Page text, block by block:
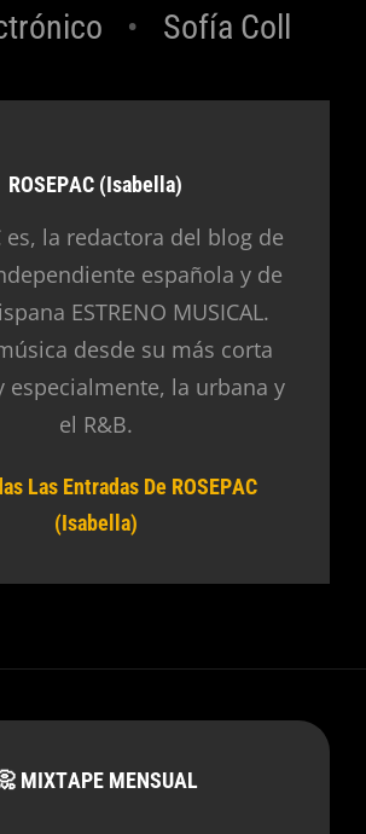
Sofía Coll
Autor:
ROSEPAC (Isabella)
es, la redactora del blog de
española y de
ESTRENO MUSICAL.
desde su más corta
especialmente, la urbana y
el R&B.
Las Entradas De ROSEPAC
(Isabella)
MIXTAPE MENSUAL